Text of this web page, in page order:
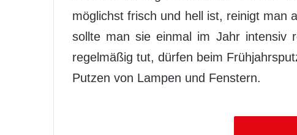
möglichst frisch und hell ist, reinigt man
sollte man sie einmal im Jahr intensiv
regelmäßig tut, dürfen beim
Putzen von Lampen und Fenstern.